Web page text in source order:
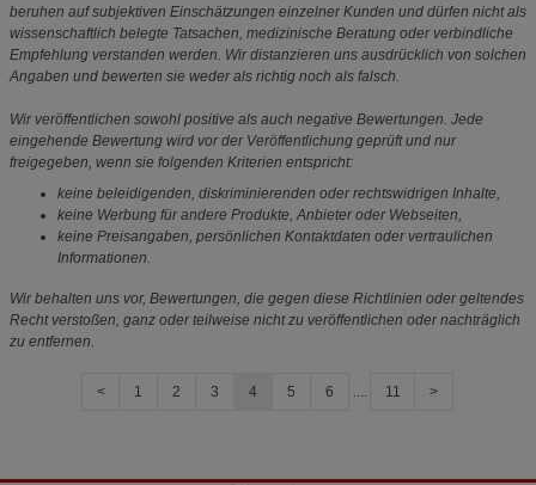
beruhen auf subjektiven Einschätzungen einzelner Kunden und dürfen nicht als
wissenschaftlich belegte Tatsachen, medizinische Beratung oder verbindliche
Empfehlung verstanden werden. Wir distanzieren uns ausdrücklich von solchen
Angaben und bewerten sie weder als richtig noch als falsch.
Wir veröffentlichen sowohl positive als auch negative Bewertungen. Jede
eingehende Bewertung wird vor der Veröffentlichung geprüft und nur
freigegeben, wenn sie folgenden Kriterien entspricht:
keine beleidigenden, diskriminierenden oder rechtswidrigen Inhalte,
keine Werbung für andere Produkte, Anbieter oder Webseiten,
keine Preisangaben, persönlichen Kontaktdaten oder vertraulichen
Informationen.
Wir behalten uns vor, Bewertungen, die gegen diese Richtlinien oder geltendes
Recht verstoßen, ganz oder teilweise nicht zu veröffentlichen oder nachträglich
zu entfernen.
< 1 2 3 4 5 6 .... 11 >